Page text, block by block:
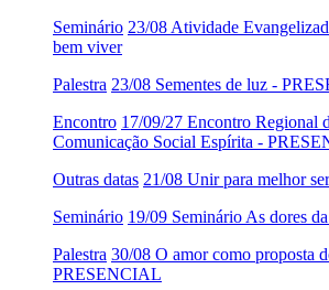
Seminário 23/08 Atividade
bem viver
Palestra 23/08 Sementes de luz -
Encontro 17/09/27 Encontro Regional
Comunicação Social Espírita -
Outras datas 21/08 Unir para melhor
Seminário 19/09 Seminário As dores
Palestra 30/08 O amor como proposta
PRESENCIAL